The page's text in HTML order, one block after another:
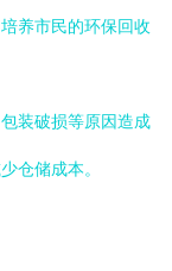
养市民的环保回收
装破损等原因造成
仓储成本。